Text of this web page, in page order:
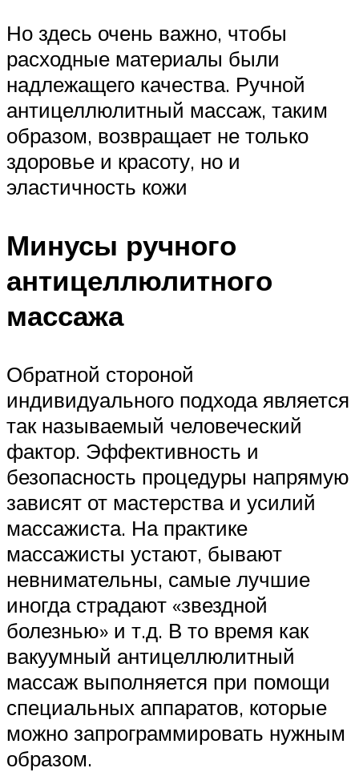
Но здесь очень важно, чтобы
расходные материалы были
надлежащего качества. Ручной
антицеллюлитный массаж, таким
образом, возвращает не только
здоровье и красоту, но и
эластичность кожи
Минусы ручного
антицеллюлитного
массажа
Обратной стороной
индивидуального подхода является
так называемый человеческий
фактор. Эффективность и
безопасность процедуры напрямую
зависят от мастерства и усилий
массажиста. На практике
массажисты устают, бывают
невнимательны, самые лучшие
иногда страдают «звездной
болезнью» и т.д. В то время как
вакуумный антицеллюлитный
массаж выполняется при помощи
специальных аппаратов, которые
можно запрограммировать нужным
образом.